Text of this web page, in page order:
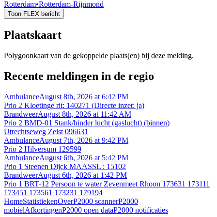
Rotterdam•Rotterdam-Rijnmond
Toon FLEX bericht
Plaatskaart
Polygoonkaart van de gekoppelde plaats(en) bij deze melding.
Recente meldingen in de regio
AmbulanceAugust 8th, 2026 at 6:42 PM
Prio 2 Kloetinge rit: 140271 (Directe inzet: ja)
BrandweerAugust 8th, 2026 at 11:42 AM
Prio 2 BMD-01 Stank/hinder lucht (gaslucht) (binnen)
Utrechtseweg Zeist 096631
AmbulanceAugust 7th, 2026 at 9:42 PM
Prio 2 Hilversum 129599
AmbulanceAugust 6th, 2026 at 5:42 PM
Prio 1 Steenen Dijck MAASSL : 15102
BrandweerAugust 6th, 2026 at 1:42 PM
Prio 1 BRT-12 Persoon te water Zevenmeet Rhoon 173631 173111
173451 173561 173231 179194
HomeStatistiekenOverP2000 scannerP2000
mobielAfkortingenP2000 open dataP2000 notificaties